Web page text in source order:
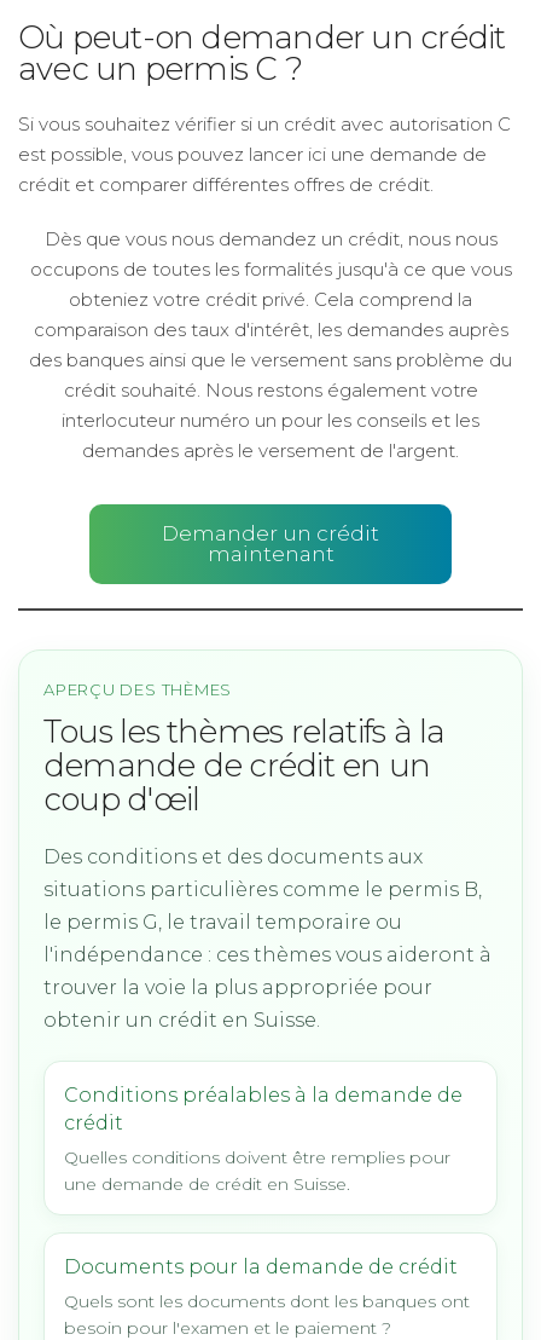
Où peut-on demander un crédit
avec un permis C ?
Si vous souhaitez vérifier si un crédit avec autorisation C
est possible, vous pouvez lancer ici une demande de
crédit et comparer différentes offres de crédit.
Dès que vous nous demandez un crédit, nous nous
occupons de toutes les formalités jusqu'à ce que vous
obteniez votre crédit privé. Cela comprend la
comparaison des taux d'intérêt, les demandes auprès
des banques ainsi que le versement sans problème du
crédit souhaité. Nous restons également votre
interlocuteur numéro un pour les conseils et les
demandes après le versement de l'argent.
Demander un crédit
maintenant
APERÇU DES THÈMES
Tous les thèmes relatifs à la
demande de crédit en un
coup d'œil
Des conditions et des documents aux
situations particulières comme le permis B,
le permis G, le travail temporaire ou
l'indépendance : ces thèmes vous aideront à
trouver la voie la plus appropriée pour
obtenir un crédit en Suisse.
Conditions préalables à la demande de
crédit
Quelles conditions doivent être remplies pour
une demande de crédit en Suisse.
Documents pour la demande de crédit
Quels sont les documents dont les banques ont
besoin pour l'examen et le paiement ?